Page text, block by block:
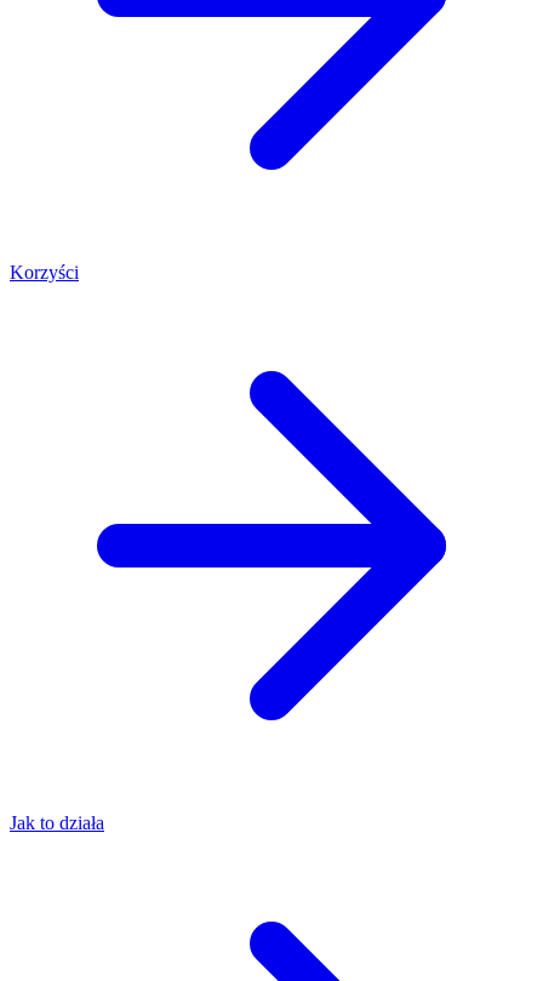
Korzyści
Jak to działa